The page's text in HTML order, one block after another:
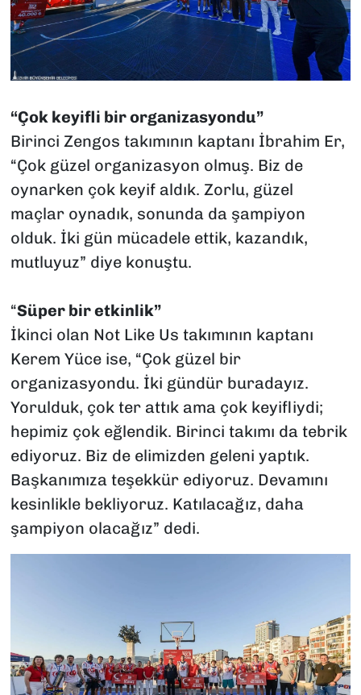
“Çok keyifli bir organizasyondu”
Birinci Zengos takımının kaptanı İbrahim Er,
“Çok güzel organizasyon olmuş. Biz de
oynarken çok keyif aldık. Zorlu, güzel
maçlar oynadık, sonunda da şampiyon
olduk. İki gün mücadele ettik, kazandık,
mutluyuz” diye konuştu.
“Süper bir etkinlik”
İkinci olan Not Like Us takımının kaptanı
Kerem Yüce ise, “Çok güzel bir
organizasyondu. İki gündür buradayız.
Yorulduk, çok ter attık ama çok keyifliydi;
hepimiz çok eğlendik. Birinci takımı da tebrik
ediyoruz. Biz de elimizden geleni yaptık.
Başkanımıza teşekkür ediyoruz. Devamını
kesinlikle bekliyoruz. Katılacağız, daha
şampiyon olacağız” dedi.